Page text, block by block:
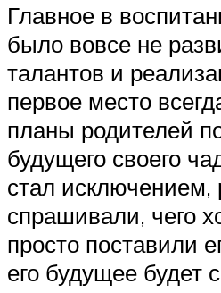
Главное в
было вовсе не
талантов и
первое место
планы родителей
будущего своего
стал исключением,
спрашивали, чего
просто поставили
его будущее будет